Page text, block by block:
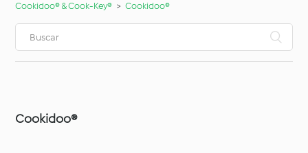
Cookidoo® & Cook-Key®
Cookidoo®
Cookidoo®